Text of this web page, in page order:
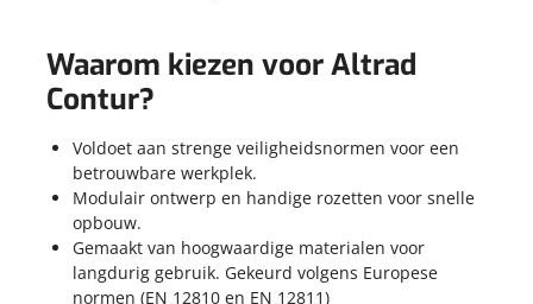
Waarom kiezen voor Altrad
Contur?
Voldoet aan strenge veiligheidsnormen voor een
betrouwbare werkplek.
Modulair ontwerp en handige rozetten voor snelle
opbouw.
Gemaakt van hoogwaardige materialen voor
langdurig gebruik. Gekeurd volgens Europese
normen (EN 12810 en EN 12811)